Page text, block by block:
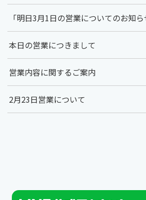
「明日3月1日の営業についてのお知ら
本日の営業につきまして
営業内容に関するご案内
2月23日営業について